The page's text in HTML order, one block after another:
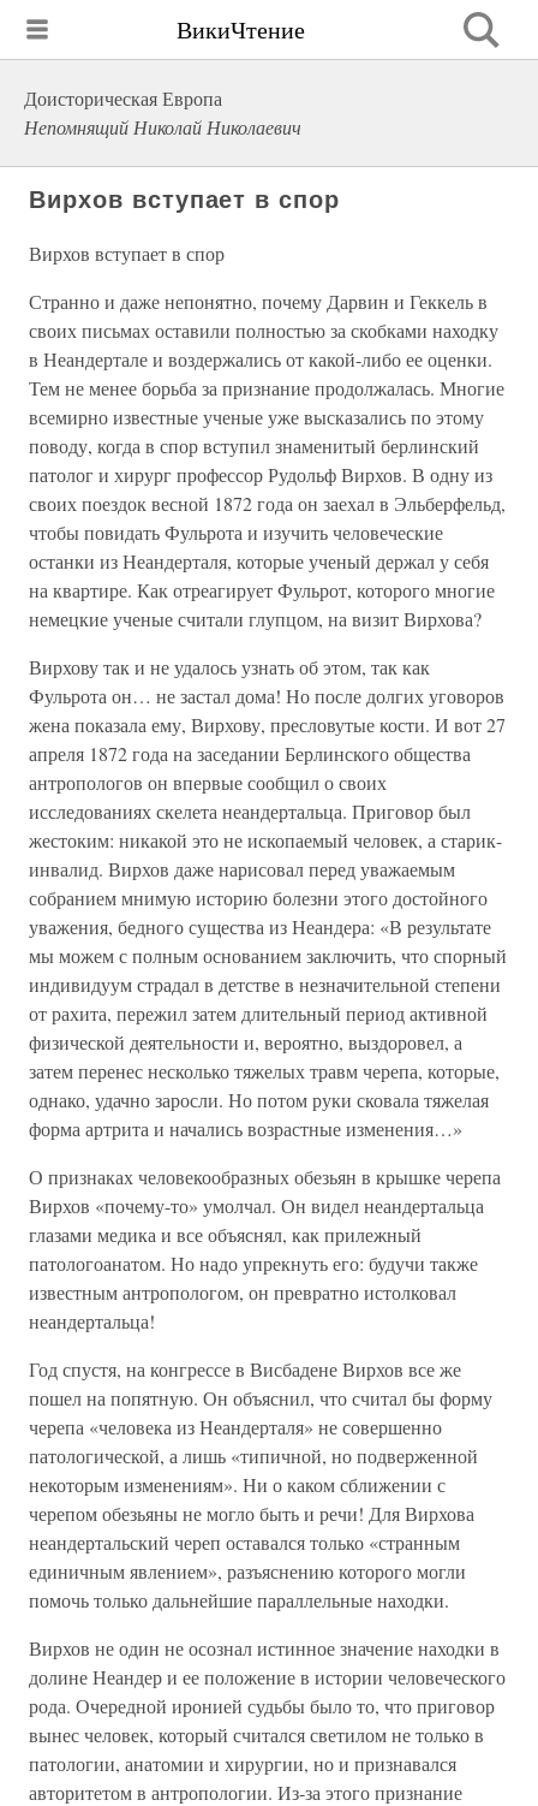
ВикиЧтение
Доисторическая Европа
Непомнящий Николай Николаевич
Вирхов вступает в спор
Вирхов вступает в спор
Странно и даже непонятно, почему Дарвин и Геккель в
своих письмах оставили полностью за скобками находку
в Неандертале и воздержались от какой-либо ее оценки.
Тем не менее борьба за признание продолжалась. Многие
всемирно известные ученые уже высказались по этому
поводу, когда в спор вступил знаменитый берлинский
патолог и хирург профессор Рудольф Вирхов. В одну из
своих поездок весной 1872 года он заехал в Эльберфельд,
чтобы повидать Фульрота и изучить человеческие
останки из Неандерталя, которые ученый держал у себя
на квартире. Как отреагирует Фульрот, которого многие
немецкие ученые считали глупцом, на визит Вирхова?
Вирхову так и не удалось узнать об этом, так как
Фульрота он… не застал дома! Но после долгих уговоров
жена показала ему, Вирхову, пресловутые кости. И вот 27
апреля 1872 года на заседании Берлинского общества
антропологов он впервые сообщил о своих
исследованиях скелета неандертальца. Приговор был
жестоким: никакой это не ископаемый человек, а старик-
инвалид. Вирхов даже нарисовал перед уважаемым
собранием мнимую историю болезни этого достойного
уважения, бедного существа из Неандера: «В результате
мы можем с полным основанием заключить, что спорный
индивидуум страдал в детстве в незначительной степени
от рахита, пережил затем длительный период активной
физической деятельности и, вероятно, выздоровел, а
затем перенес несколько тяжелых травм черепа, которые,
однако, удачно заросли. Но потом руки сковала тяжелая
форма артрита и начались возрастные изменения…»
О признаках человекообразных обезьян в крышке черепа
Вирхов «почему-то» умолчал. Он видел неандертальца
глазами медика и все объяснял, как прилежный
патологоанатом. Но надо упрекнуть его: будучи также
известным антропологом, он превратно истолковал
неандертальца!
Год спустя, на конгрессе в Висбадене Вирхов все же
пошел на попятную. Он объяснил, что считал бы форму
черепа «человека из Неандерталя» не совершенно
патологической, а лишь «типичной, но подверженной
некоторым изменениям». Ни о каком сближении с
черепом обезьяны не могло быть и речи! Для Вирхова
неандертальский череп оставался только «странным
единичным явлением», разъяснению которого могли
помочь только дальнейшие параллельные находки.
Вирхов не один не осознал истинное значение находки в
долине Неандер и ее положение в истории человеческого
рода. Очередной иронией судьбы было то, что приговор
вынес человек, который считался светилом не только в
патологии, анатомии и хирургии, но и признавался
авторитетом в антропологии. Из-за этого признание